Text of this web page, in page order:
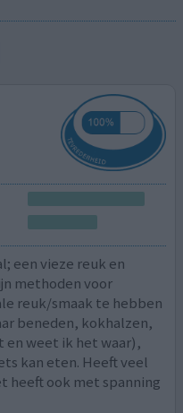
een vieze reuk en
methoden voor
reuk/smaak te hebben
beneden, kokhalzen,
en weet ik het waar),
kan eten. Heeft veel
heeft ook met spanning